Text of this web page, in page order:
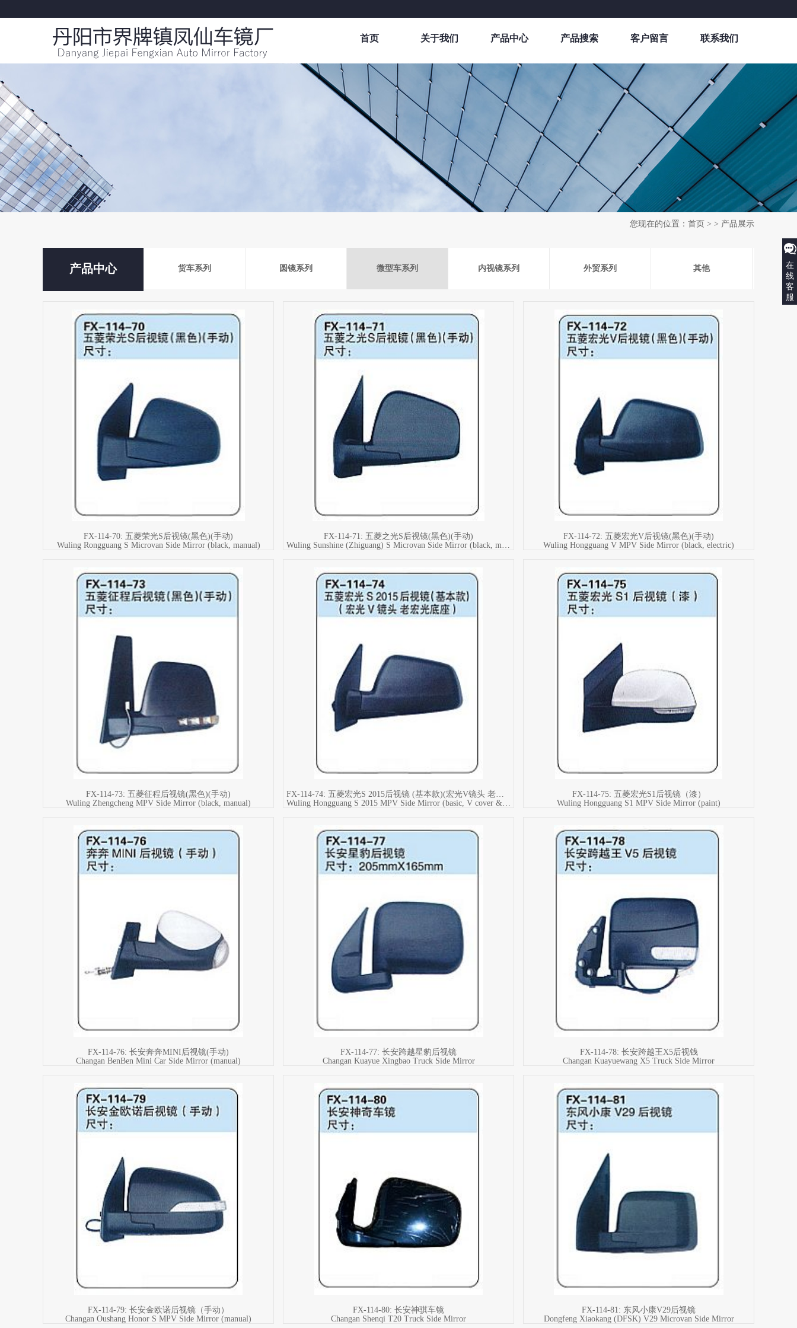
首页 关于我们 产品中心 产品搜索 客户留言 联系我们
您现在的位置： 首页 > > 产品展示
产品中心 货车系列 圆镜系列 微型车系列 内视镜系列 外贸系列 其他
FX-114-70: 五菱荣光S后视镜(黑色)(手动)
Wuling Rongguang S Microvan Side Mirror (black, manual)
FX-114-71: 五菱之光S后视镜(黑色)(手动)
Wuling Sunshine (Zhiguang) S Microvan Side Mirror (black, manual)
FX-114-72: 五菱宏光V后视镜(黑色)(手动)
Wuling Hongguang V MPV Side Mirror (black, electric)
FX-114-73: 五菱征程后视镜(黑色)(手动)
Wuling Zhengcheng MPV Side Mirror (black, manual)
FX-114-74: 五菱宏光S 2015后视镜 (基本款)(宏光V镜头 老宏光底座)
Wuling Hongguang S 2015 MPV Side Mirror (basic, V cover & old base)
FX-114-75: 五菱宏光S1后视镜（漆）
Wuling Hongguang S1 MPV Side Mirror (paint)
FX-114-76: 长安奔奔MINI后视镜(手动)
Changan BenBen Mini Car Side Mirror (manual)
FX-114-77: 长安跨越星豹后视镜
Changan Kuayue Xingbao Truck Side Mirror
FX-114-78: 长安跨越王X5后视钱
Changan Kuayuewang X5 Truck Side Mirror
FX-114-79: 长安金欧诺后视镜（手动）
Changan Oushang Honor S MPV Side Mirror (manual)
FX-114-80: 长安神骐车镜
Changan Shenqi T20 Truck Side Mirror
FX-114-81: 东风小康V29后视镜
Dongfeng Xiaokang (DFSK) V29 Microvan Side Mirror
在
线
客
服